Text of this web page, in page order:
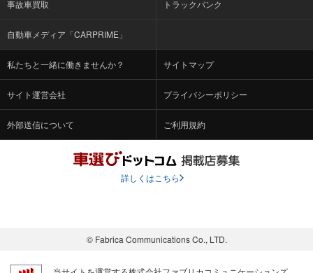
私たちと一緒に働きませんか？ サイトマップ
サイト運営会社 プライバシーポリシー
外部送信について ご利用規約
詳しくはこちら